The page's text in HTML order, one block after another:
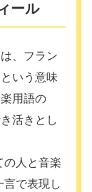
ール
、フラン
いう意味
用語の
活きとし
人と音楽
で表現し